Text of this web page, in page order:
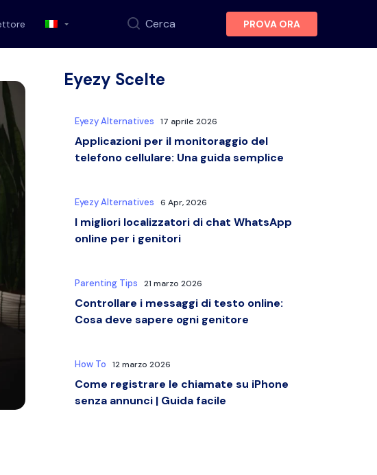
Cerca PROVA ORA
Eyezy Scelte
Eyezy Alternatives 17 aprile 2026
Applicazioni per il monitoraggio del
telefono cellulare: Una guida semplice
Eyezy Alternatives 6 Apr, 2026
I migliori localizzatori di chat WhatsApp
online per i genitori
Parenting Tips 21 marzo 2026
Controllare i messaggi di testo online:
Cosa deve sapere ogni genitore
How To 12 marzo 2026
Come registrare le chiamate su iPhone
senza annunci | Guida facile